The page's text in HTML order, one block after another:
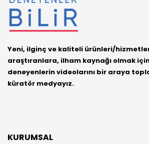
Yeni, ilginç ve kaliteli ürünleri/
araştıranlara, ilham kaynağı olmak
deneyenlerin videolarını bir araya
küratör medyayız.
KURUMSAL